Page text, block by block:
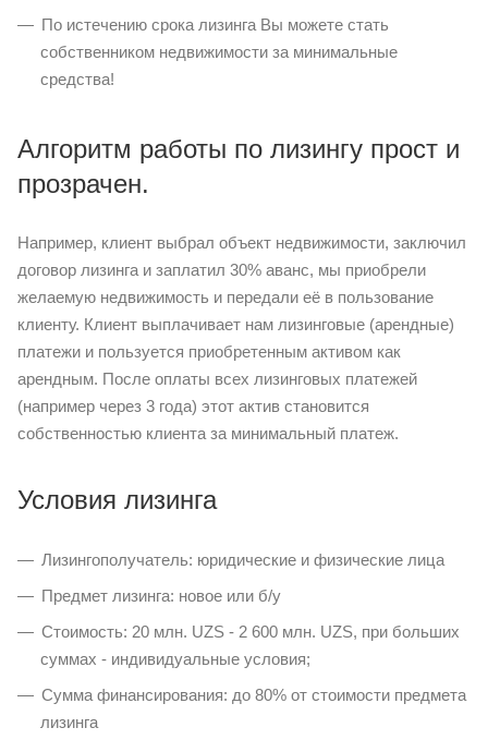
По истечению срока лизинга Вы можете стать
собственником недвижимости за минимальные
средства!
Алгоритм работы по лизингу прост и
прозрачен.
Например, клиент выбрал объект недвижимости, заключил
договор лизинга и заплатил 30% аванс, мы приобрели
желаемую недвижимость и передали её в пользование
клиенту. Клиент выплачивает нам лизинговые (арендные)
платежи и пользуется приобретенным активом как
арендным. После оплаты всех лизинговых платежей
(например через 3 года) этот актив становится
собственностью клиента за минимальный платеж.
Условия лизинга
Лизингополучатель: юридические и физические лица
Предмет лизинга: новое или б/у
Стоимость: 20 млн. UZS - 2 600 млн. UZS, при больших
суммах - индивидуальные условия;
Сумма финансирования: до 80% от стоимости предмета
лизинга